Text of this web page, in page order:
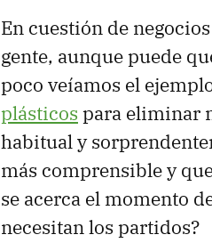
En cuestión de
gente, aunque puede
poco veíamos el
plásticos para eliminar
habitual y
más comprensible y
se acerca el momento
necesitan los partidos?